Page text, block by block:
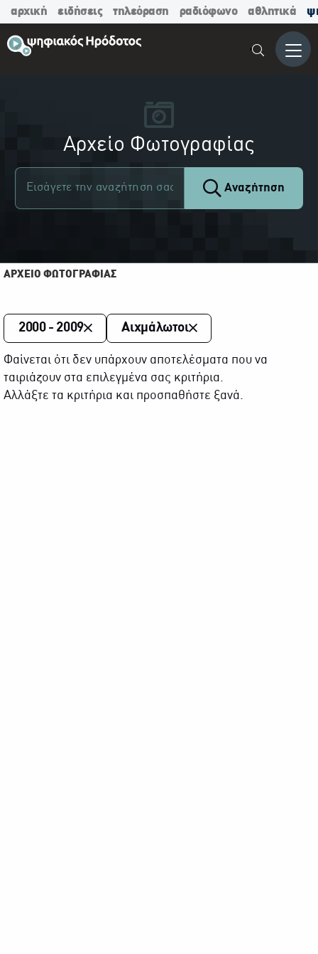
αρχική ειδήσεις τηλεόραση ραδιόφωνο αθλητικά
Μενού
Αρχείο Φωτογραφίας
Αναζήτηση
ΑΡΧΕΙΟ ΦΩΤΟΓΡΑΦΙΑΣ
2000 - 2009 Αιχμάλωτοι
Φαίνεται ότι δεν υπάρχουν αποτελέσματα που να
ταιριάζουν στα επιλεγμένα σας κριτήρια.
Αλλάξτε τα κριτήρια και προσπαθήστε ξανά.